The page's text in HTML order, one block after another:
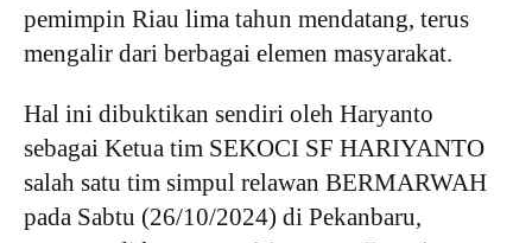
pemimpin Riau lima tahun mendatang, terus
mengalir dari berbagai elemen masyarakat.
Hal ini dibuktikan sendiri oleh Haryanto
sebagai Ketua tim SEKOCI SF HARIYANTO
salah satu tim simpul relawan BERMARWAH
pada Sabtu (26/10/2024) di Pekanbaru,